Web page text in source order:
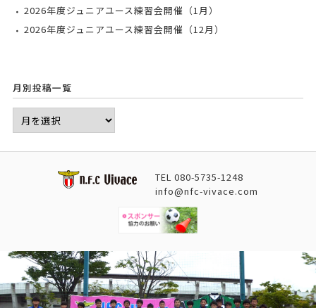
2026年度ジュニアユース練習会開催（1月）
2026年度ジュニアユース練習会開催（12月）
月別投稿一覧
TEL 080-5735-1248
info@nfc-vivace.com